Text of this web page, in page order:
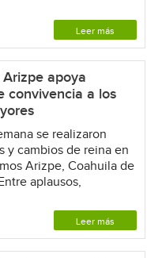
Leer más
Arizpe apoya
convivencia a los
se realizaron
y cambios de reina en
Arizpe, Coahuila de
aplausos,
Leer más